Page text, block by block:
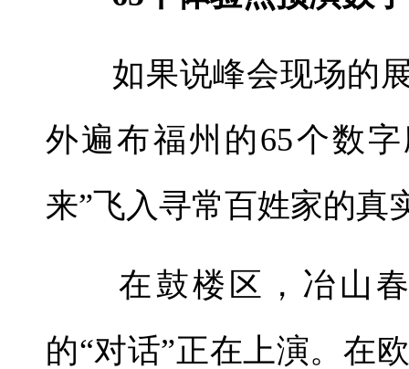
如果说峰会现场的展
外遍布福州的65个数
来”飞入寻常百姓家的真
在鼓楼区，冶山春
的“对话”正在上演。在